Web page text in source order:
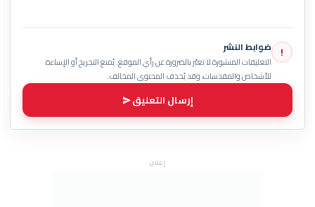
! ضوابط النشر
التعليقات المنشورة لا تعبّر بالضرورة عن رأي الموقع. يُمنع التجريح أو الإساءة
للأشخاص والمقدسات، وقد يُحذف المحتوى المخالف.
إرسال التعليق
إعلان